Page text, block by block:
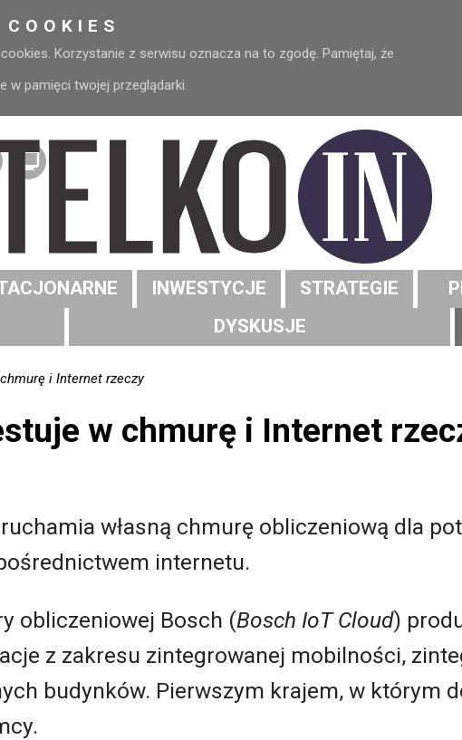
Korzystanie z serwisu oznacza na to zgodę. Pamiętaj, że
w pamięci twojej przeglądarki.
INWESTYCJE STRATEGIE
DYSKUSJE
i Internet rzeczy
w chmurę i Internet
własną chmurę obliczeniową dla
internetu.
obliczeniowej Bosch (Bosch IoT Cloud)
z zakresu zintegrowanej mobilności,
budynków. Pierwszym krajem, w którym